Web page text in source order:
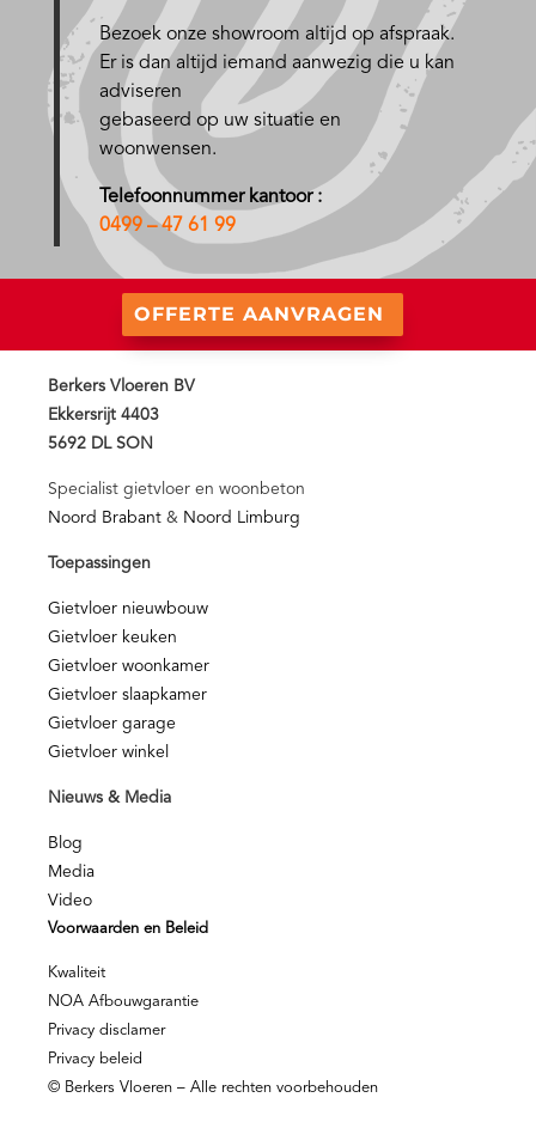
Bezoek onze showroom altijd op afspraak.
Er is dan altijd iemand aanwezig die u kan
adviseren
gebaseerd op uw situatie en
woonwensen.
Telefoonnummer kantoor :
0499 – 47 61 99
OFFERTE AANVRAGEN
Berkers Vloeren BV
Ekkersrijt 4403
5692 DL SON
Specialist gietvloer en woonbeton
Noord Brabant & Noord Limburg
Toepassingen
Gietvloer nieuwbouw
Gietvloer keuken
Gietvloer woonkamer
Gietvloer slaapkamer
Gietvloer garage
Gietvloer winkel
Nieuws & Media
Blog
Media
Video
Voorwaarden en Beleid
Kwaliteit
NOA Afbouwgarantie
Privacy disclamer
Privacy beleid
© Berkers Vloeren – Alle rechten voorbehouden